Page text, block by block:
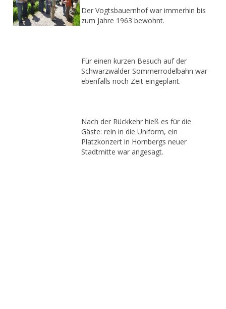
Der Vogtsbauernhof war immerhin bis
zum Jahre 1963 bewohnt.
Für einen kurzen Besuch auf der
Schwarzwälder Sommerrodelbahn war
ebenfalls noch Zeit eingeplant.
Nach der Rückkehr hieß es für die
Gäste: rein in die Uniform, ein
Platzkonzert in Hornbergs neuer
Stadtmitte war angesagt.